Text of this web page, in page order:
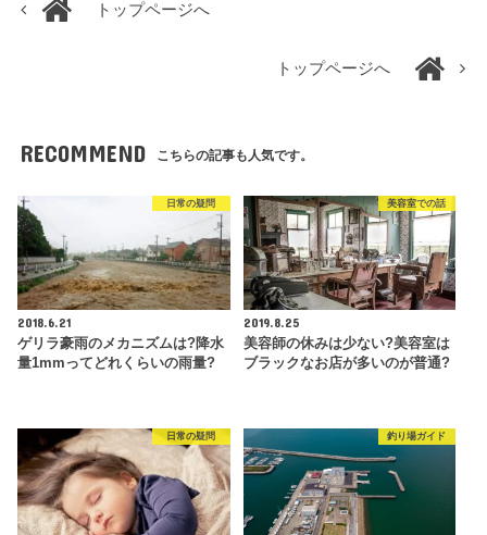
トップページへ
トップページへ
RECOMMEND こちらの記事も人気です。
日常の疑問
2018.6.21
ゲリラ豪雨のメカニズムは?降水
量1mmってどれくらいの雨量?
美容室での話
2019.8.25
美容師の休みは少ない?美容室は
ブラックなお店が多いのが普通?
日常の疑問 釣り場ガイド